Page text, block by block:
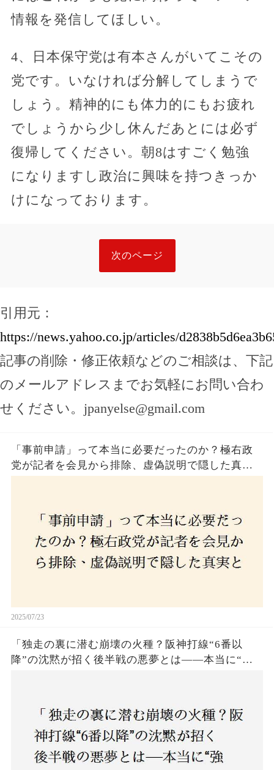
情報を発信してほしい。
4、日本保守党は有本さんがいてこその
党です。いなければ分解してしまうで
しょう。精神的にも体力的にもお疲れ
でしょうから少し休んだあとには必ず
復帰してください。朝8はすごく勉強
になりますし政治に興味を持つきっか
けになっております。
次のページ
引用元：
https://news.yahoo.co.jp/articles/
記事の削除・修正依頼などのご相談は、下記
のメールアドレスまでお気軽にお問い合わ
せください。 jpanyelse@gmail.com
「事前申請」って本当に必要だったのか？極右政
党が記者を会見から排除、虚偽説明で隠した真実
2025/07/23
「独走の裏に潜む崩壊の火種？阪神打線“6番以
降”の沈黙が招く後半戦の悪夢とは——本当に“強